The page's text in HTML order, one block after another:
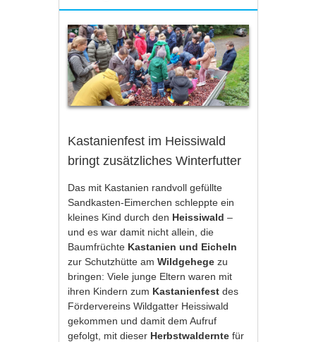
Kastanienfest im Heissiwald
bringt zusätzliches Winterfutter
Das mit Kastanien randvoll gefüllte
Sandkasten-Eimerchen schleppte ein
kleines Kind durch den Heissiwald–
und es war damit nicht allein, die
Baumfrüchte Kastanien und Eicheln
zur Schutzhütte amWildgehegezu
bringen: Viele junge Eltern waren mit
ihren Kindern zum Kastanienfestdes
Fördervereins Wildgatter Heissiwald
gekommen und damit dem Aufruf
gefolgt, mit dieser Herbstwalderntefür